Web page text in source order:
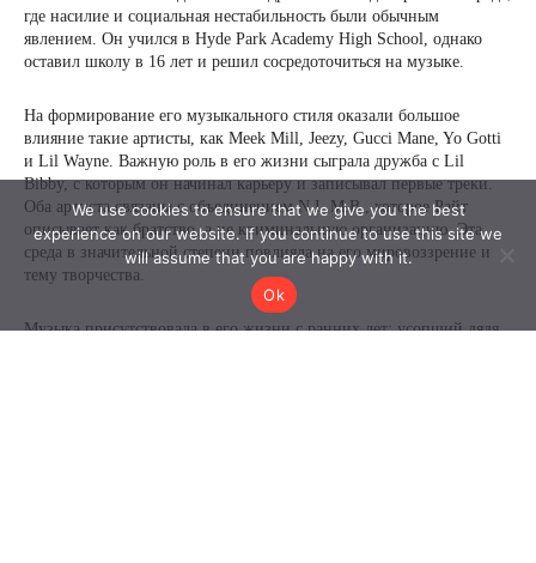
We use cookies to ensure that we give you the best
experience on our website. If you continue to use this site we
will assume that you are happy with it.
Ok